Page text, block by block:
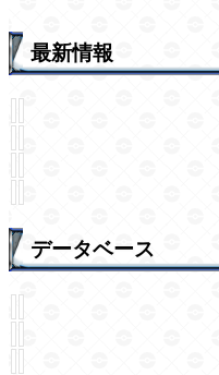
最新情報
データベース